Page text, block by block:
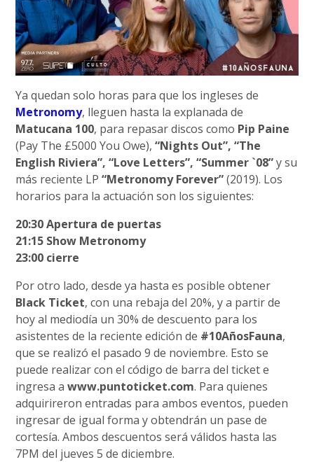
Ya quedan solo horas para que los ingleses de
Metronomy, lleguen hasta la explanada de
Matucana 100, para repasar discos como Pip Paine
(Pay The £5000 You Owe),“Nights Out”, “The
English Riviera”, “Love Letters”, “Summer `08”y su
más reciente LP“Metronomy Forever”(2019). Los
horarios para la actuación son los siguientes:
20:30 Apertura de puertas
21:15 Show Metronomy
23:00 cierre
Por otro lado, desde ya hasta es posible obtener
Black Ticket, con una rebaja del 20%, y a partir de
hoy al mediodía un 30% de descuento para los
asistentes de la reciente edición de #10AñosFauna,
que se realizó el pasado 9 de noviembre. Esto se
puede realizar con el código de barra del ticket e
ingresa awww.puntoticket.com. Para quienes
adquirireron entradas para ambos eventos, pueden
ingresar de igual forma y obtendrán un pase de
cortesía. Ambos descuentos será válidos hasta las
7PM del jueves 5 de diciembre.